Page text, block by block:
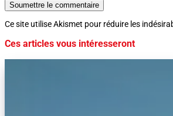
Soumettre le commentaire
Ce site utilise Akismet pour réduire les
Ces articles vous intéresseront